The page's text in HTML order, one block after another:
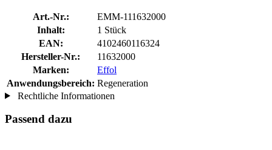
Art.-Nr.:
EMM-111632000
Inhalt:
1 Stück
EAN:
4102460116324
Hersteller-Nr.:
11632000
Marken:
Effol
Anwendungsbereich: Regeneration
Rechtliche Informationen
Passend dazu